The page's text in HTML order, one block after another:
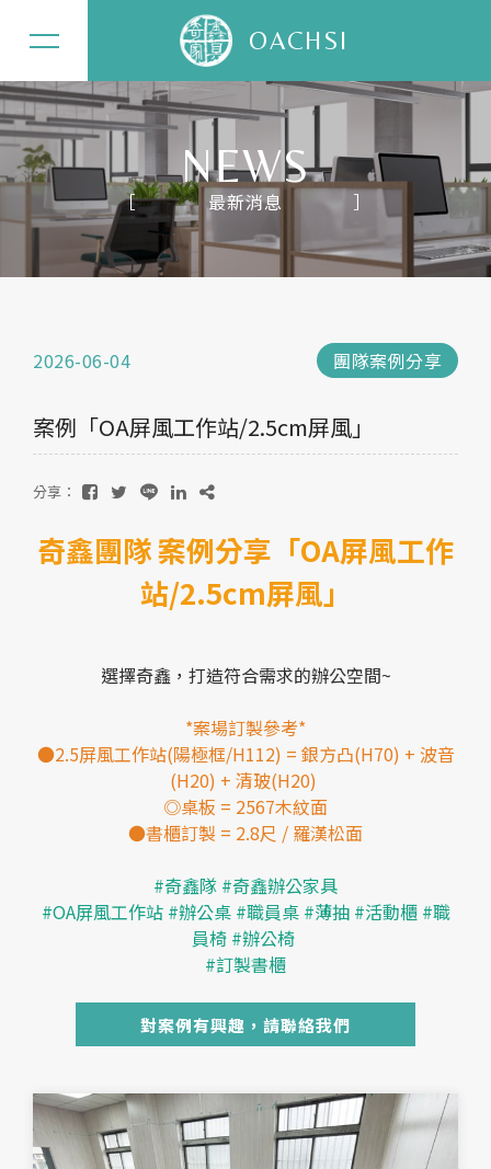
NEWS
最新消息
2026-06-04 團隊案例分享
案例「OA屏風工作站/2.5cm屏風」
分享：
奇鑫團隊 案例分享「OA屏風工作
站/2.5cm屏風」
選擇奇鑫，打造符合需求的辦公空間~
*案場訂製參考*
●2.5屏風工作站(陽極框/H112) = 銀方凸(H70) + 波音
(H20) + 清玻(H20)
◎桌板 = 2567木紋面
●書櫃訂製 = 2.8尺 / 羅漢松面
#奇鑫隊 #奇鑫辦公家具
#OA屏風工作站 #辦公桌 #職員桌 #薄抽 #活動櫃 #職
員椅 #辦公椅
#訂製書櫃
對案例有興趣，請聯絡我們
OACHSI
關於奇鑫
最新消息
聯絡我們 目錄下載
2023 © 奇鑫家具All RIGHT RESERVE
網站設計